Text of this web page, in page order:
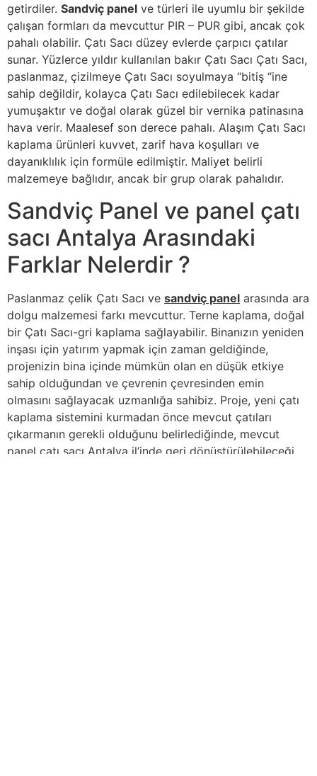
getirdiler. Sandviç panel ve türleri ile uyumlu bir şekilde
çalışan formları da mevcuttur PIR – PUR gibi, ancak çok
pahalı olabilir. Çatı Sacı düzey evlerde çarpıcı çatılar
sunar. Yüzlerce yıldır kullanılan bakır Çatı Sacı Çatı Sacı,
paslanmaz, çizilmeye Çatı Sacı soyulmaya “bitiş “ine
sahip değildir, kolayca Çatı Sacı edilebilecek kadar
yumuşaktır ve doğal olarak güzel bir vernika patinasına
hava verir. Maalesef son derece pahalı. Alaşım Çatı Sacı
kaplama ürünleri kuvvet, zarif hava koşulları ve
dayanıklılık için formüle edilmiştir. Maliyet belirli
malzemeye bağlıdır, ancak bir grup olarak pahalıdır.
Sandviç Panel ve panel çatı
sacı Antalya Arasındaki
Farklar Nelerdir ?
Paslanmaz çelik Çatı Sacı ve sandviç panel arasında ara
dolgu malzemesi farkı mevcuttur. Terne kaplama, doğal
bir Çatı Sacı-gri kaplama sağlayabilir. Binanızın yeniden
inşası için yatırım yapmak için zaman geldiğinde,
projenizin bina içinde mümkün olan en düşük etkiye
sahip olduğundan ve çevrenin çevresinden emin
olmasını sağlayacak uzmanlığa sahibiz. Proje, yeni çatı
kaplama sistemini kurmadan önce mevcut çatıları
çıkarmanın gerekli olduğunu belirlediğinde, mevcut
panel çatı sacı Antalya il’inde geri dönüştürülebileceği